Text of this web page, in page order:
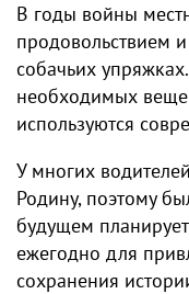
В годы войны
продовольствием
собачьих
необходимых
используются
У многих
Родину, поэтому
будущем
ежегодно для
сохранения